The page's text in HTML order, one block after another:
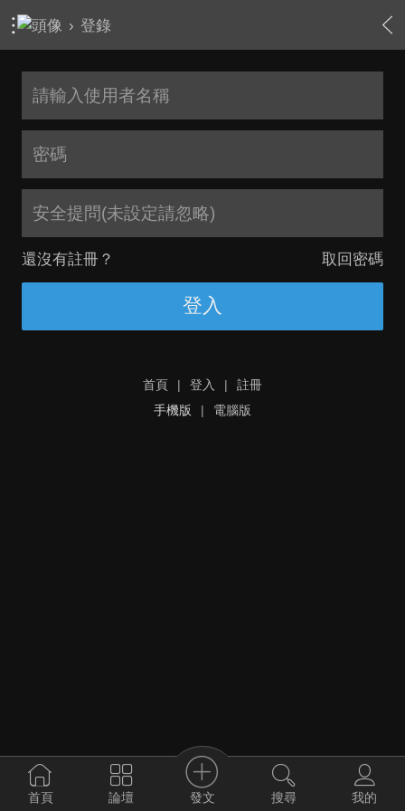
› 登錄
安全提問(未設定請忽略)
還沒有註冊？ 取回密碼
登入
首頁 | 登入 |
註冊
手機版
| 電腦版
首頁 論壇 發文 搜尋 我的